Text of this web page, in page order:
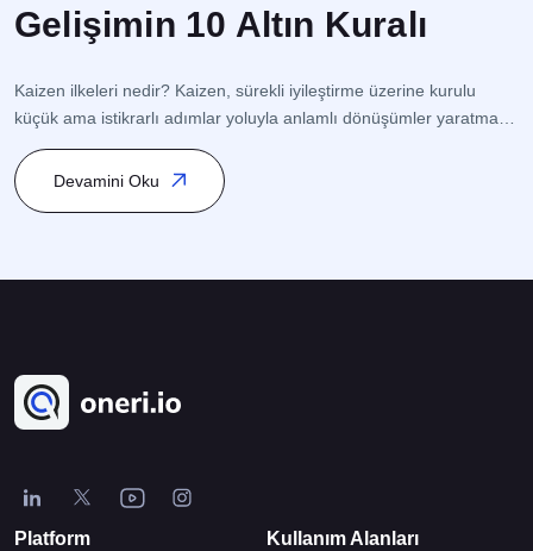
Gelişimin 10 Altın Kuralı
Kaizen ilkeleri nedir? Kaizen, sürekli iyileştirme üzerine kurulu
küçük ama istikrarlı adımlar yoluyla anlamlı dönüşümler yaratmaya
odaklanan bir Japon Felsefesidir. Bu yaklaşım, süreç yönetimi
(Process Management) ve kalite yönetimi (Quality Management)
ile ilişkilidir ve özellikle Toplam Kalite Yönetimi (TKY – Total Quality
Devamini Oku
Platform Kullanım Alanları